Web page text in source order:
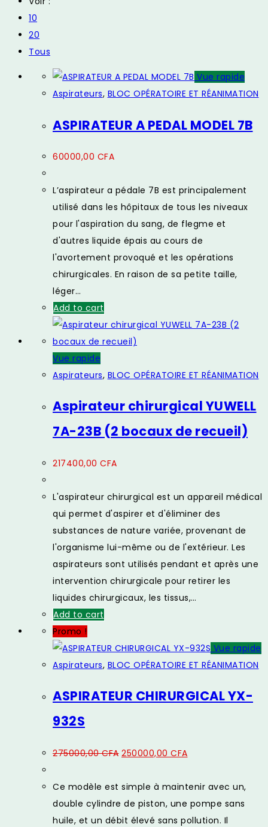
10
20
Tous
Vue rapide
Aspirateurs, BLOC OPÉRATOIRE ET RÉANIMATION
ASPIRATEUR A PEDAL MODEL 7B
60000,00 CFA
L’aspirateur a pédale 7B est principalement
utilisé dans les hôpitaux de tous les niveaux
pour l'aspiration du sang, de flegme et
d'autres liquide épais au cours de
l'avortement provoqué et les opérations
chirurgicales. En raison de sa petite taille,
léger…
Add to cart
Vue rapide
Aspirateurs, BLOC OPÉRATOIRE ET RÉANIMATION
Aspirateur chirurgical YUWELL
7A-23B (2 bocaux de recueil)
217400,00 CFA
L'aspirateur chirurgical est un appareil médical
qui permet d'aspirer et d'éliminer des
substances de nature variée, provenant de
l'organisme lui-même ou de l'extérieur. Les
aspirateurs sont utilisés pendant et après une
intervention chirurgicale pour retirer les
liquides chirurgicaux, les tissus,…
Add to cart
Promo !
Vue rapide
Aspirateurs, BLOC OPÉRATOIRE ET RÉANIMATION
ASPIRATEUR CHIRURGICAL YX-
932S
275000,00CFA Original
was:
275000,00 CFA.
250000,00 CFACurrent
is:
250000,00 CFA.
Ce modèle est simple à maintenir avec un,
double cylindre de piston, une pompe sans
huile, et un débit élevé sans pollution. Il